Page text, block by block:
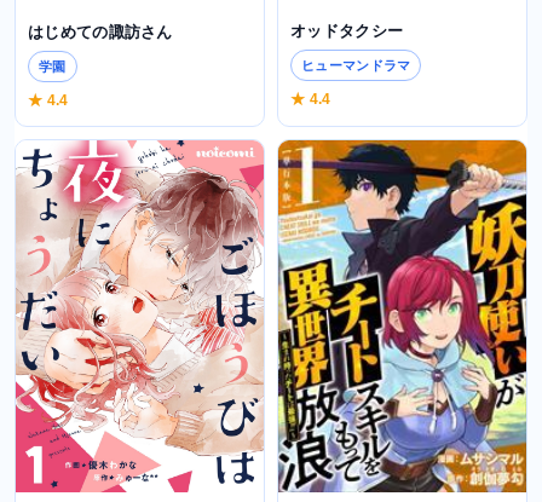
はじめての諏訪さん
学園
★ 4.4
オッドタクシー
ヒューマンドラマ
★ 4.4